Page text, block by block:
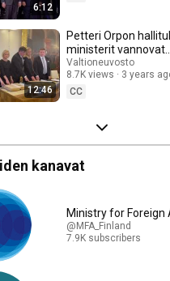
6:12
12:46
Petteri Orpon
ministerit vannovat
ministerivalansa
Valtioneuvosto
8.7K views
3 years
CC
kanavat
Ministry for Foreign
@MFA_Finland
7.9K subscribers